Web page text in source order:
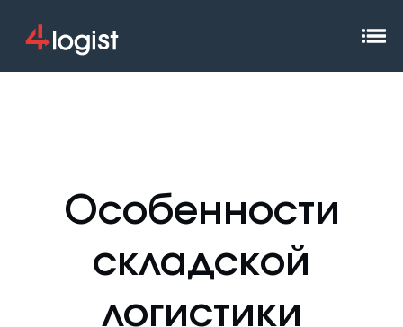
Особенности
складской
логистики